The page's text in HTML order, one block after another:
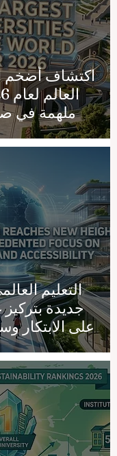
اكتشاف أضخم
ملهمة في
التعليم
جديدة
على الابتكار